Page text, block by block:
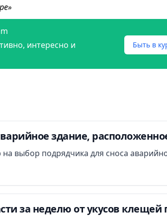
интересно и
Быть в
здание,
на выбор подрядчика для сноса
за неделю от укусов клещей